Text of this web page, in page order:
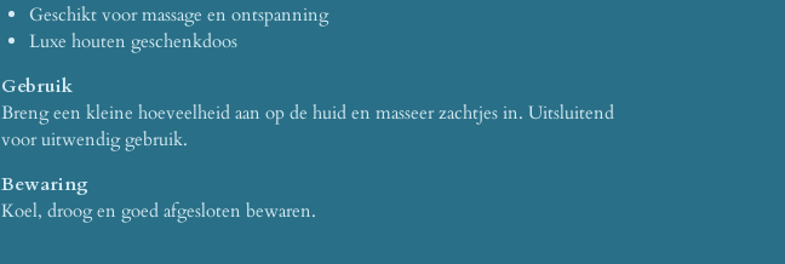
Geschikt voor massage en ontspanning
Luxe houten geschenkdoos
Gebruik
Breng een kleine hoeveelheid aan op de huid en masseer zachtjes in. Uitsluitend
voor uitwendig gebruik.
Bewaring
Koel, droog en goed afgesloten bewaren.